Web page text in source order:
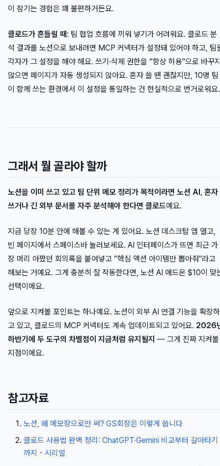
이 잠기는 경험은 꽤 불편하거든요.
클로드가 흔들릴 때: 팀 협업 흐름에 끼워 넣기가 어려워요. 클로드 분
석 결과를 노션으로 보내려면 MCP 커넥터가 설정돼 있어야 하고, 팀
각자가 그 설정을 해야 해요. 쓰기·삭제 권한을 “항상 허용"으로 바꾸
않으면 페이지가 자동 생성되지 않아요. 혼자 쓸 땐 괜찮지만, 10명 팀
이 함께 쓰는 환경에서 이 설정을 통일하는 건 현실적으로 번거로워요.
그래서 뭘 골라야 할까
노션을 이미 쓰고 있고 팀 단위 메모 정리가 목적이라면 노션 AI, 혼자
쓰거나 긴 외부 문서를 자주 분석해야 한다면 클로드예요.
지금 당장 10분 안에 해볼 수 있는 게 있어요. 노션 데스크탑 앱 열고,
빈 페이지에서 스페이스바 눌러보세요. AI 인터페이스가 뜨면 최근 가
장 머리 아팠던 회의록을 붙여넣고 “핵심 액션 아이템만 뽑아줘"라고
해보는 거예요. 그게 충분히 잘 작동한다면, 노션 AI 애드온 $10이 맞
선택이에요.
앞으로 지켜볼 포인트는 하나예요. 노션이 외부 AI 연결 기능을 확장하
고 있고, 클로드의 MCP 커넥터도 계속 업데이트되고 있어요. 2026
하반기에 두 도구의 차별점이 지금처럼 유지될지 — 그게 진짜 지켜볼
지점이에요.
참고자료
노션, 왜 메모장으로만 써? GS회장은 이렇게 씁니다
클로드 사용법 완벽 정리: ChatGPT·Gemini 비교부터 갈아타기
까지 - 시리얼